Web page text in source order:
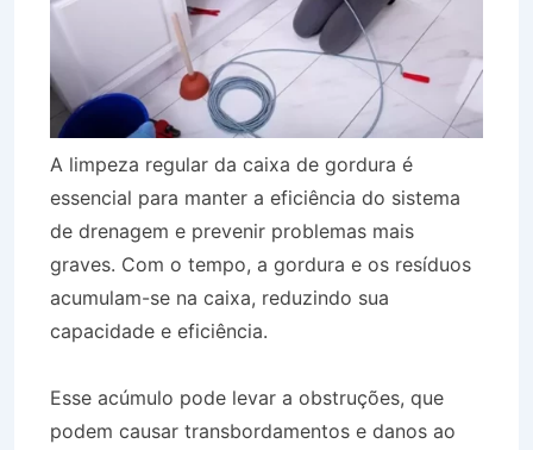
A limpeza regular da caixa de gordura é
essencial para manter a eficiência do sistema
de drenagem e prevenir problemas mais
graves. Com o tempo, a gordura e os resíduos
acumulam-se na caixa, reduzindo sua
capacidade e eficiência.
Esse acúmulo pode levar a obstruções, que
podem causar transbordamentos e danos ao